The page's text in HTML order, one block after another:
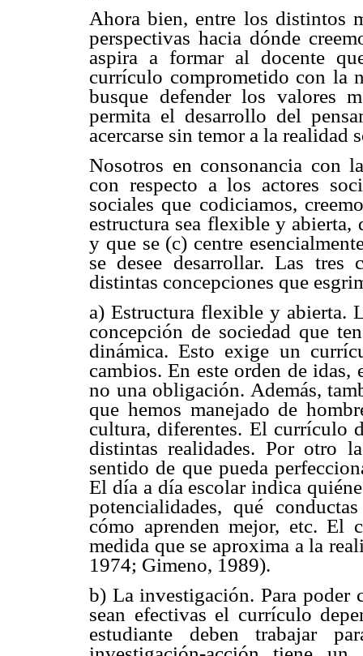
Ahora bien, entre los distintos
perspectivas hacia dónde
aspira a formar al docente
currículo comprometido con la
busque defender los valores
permita el desarrollo del
acercarse sin temor a la realidad
Nosotros en consonancia con
con respecto a los actores
sociales que codiciamos,
estructura sea flexible y
y que se (c) centre
se desee desarrollar. Las tres
distintas concepciones que
a) Estructura flexible y abierta.
concepción de sociedad que
dinámica. Esto exige un
cambios. En este orden de
no una obligación. Además,
que hemos manejado de
cultura, diferentes. El currículo
distintas realidades. Por otro
sentido de que pueda
El día a día escolar indica
potencialidades, qué
cómo aprenden mejor, etc. El
medida que se aproxima a la
1974; Gimeno, 1989).
b) La investigación. Para
sean efectivas el currículo
estudiante deben trabajar